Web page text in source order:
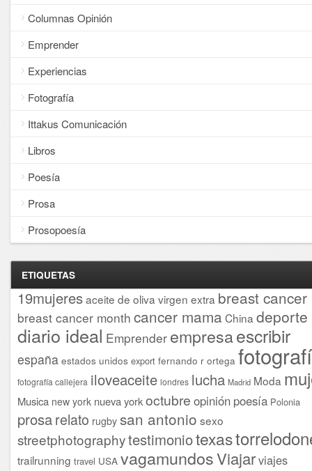
Columnas Opinión
Emprender
Experiencias
Fotografía
Ittakus Comunicación
Libros
Poesía
Prosa
Prosopoesía
ETIQUETAS
19mujeresaceite de oliva virgen extra breast cancer
breast cancer month cancer mama China deporte
diario ideal Emprender empresaescribir
españa estados unidos export fernando r ortega
fotografía callejera iloveaceite londres lucha Madrid Moda
Musica new york nueva yorkoctubre opinión poesía Polonia
prosarelato rugby san antonio sexo
streetphotographytestimoniotexas
trailrunning travel USA vagamundosViajarviajes